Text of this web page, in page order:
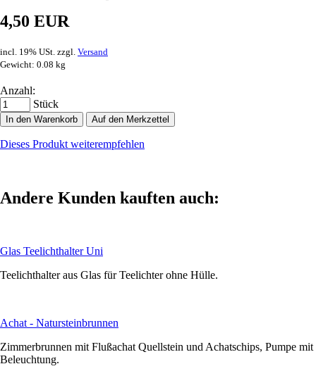
4,50 EUR
incl. 19% USt. zzgl. Versand
Gewicht: 0.08 kg
Anzahl:
Stück
In den Warenkorb Auf den Merkzettel
Dieses Produkt weiterempfehlen
Andere Kunden kauften auch:
Glas Teelichthalter Uni
Teelichthalter aus Glas für Teelichter ohne Hülle.
Achat - Natursteinbrunnen
Zimmerbrunnen mit Flußachat Quellstein und Achatschips, Pumpe mit
Beleuchtung.